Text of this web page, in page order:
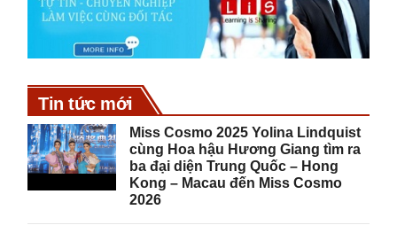
Tin tức mới
Miss Cosmo 2025 Yolina Lindquist
cùng Hoa hậu Hương Giang tìm ra
ba đại diện Trung Quốc – Hong
Kong – Macau đến Miss Cosmo
2026